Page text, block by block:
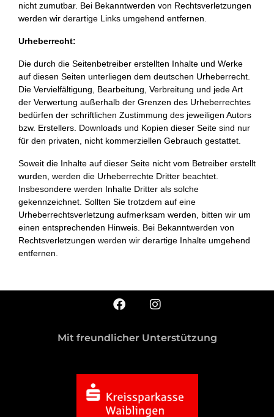
nicht zumutbar. Bei Bekanntwerden von Rechtsverletzungen
werden wir derartige Links umgehend entfernen.
Urheberrecht:
Die durch die Seitenbetreiber erstellten Inhalte und Werke
auf diesen Seiten unterliegen dem deutschen Urheberrecht.
Die Vervielfältigung, Bearbeitung, Verbreitung und jede Art
der Verwertung außerhalb der Grenzen des Urheberrechtes
bedürfen der schriftlichen Zustimmung des jeweiligen Autors
bzw. Erstellers. Downloads und Kopien dieser Seite sind nur
für den privaten, nicht kommerziellen Gebrauch gestattet.
Soweit die Inhalte auf dieser Seite nicht vom Betreiber erstellt
wurden, werden die Urheberrechte Dritter beachtet.
Insbesondere werden Inhalte Dritter als solche
gekennzeichnet. Sollten Sie trotzdem auf eine
Urheberrechtsverletzung aufmerksam werden, bitten wir um
einen entsprechenden Hinweis. Bei Bekanntwerden von
Rechtsverletzungen werden wir derartige Inhalte umgehend
entfernen.
Mit freundlicher Unterstützung